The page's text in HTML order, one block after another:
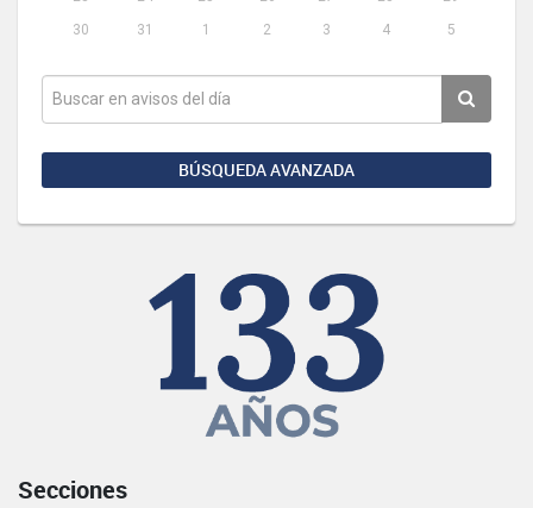
30
31 1 2 3 4 5
BÚSQUEDA AVANZADA
Secciones